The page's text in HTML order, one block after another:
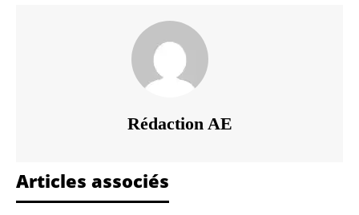
Rédaction AE
Articles associés